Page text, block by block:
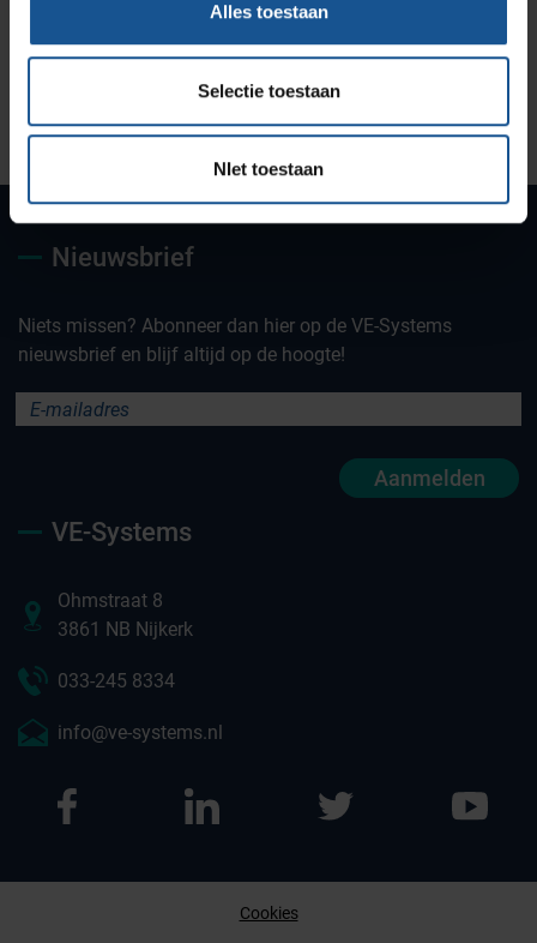
Alles toestaan
Selectie toestaan
NIet toestaan
deskundig advies
ervaring
Nieuwsbrief
Niets missen? Abonneer dan hier op de VE-Systems
nieuwsbrief en blijf altijd op de hoogte!
Aanmelden
VE-Systems
Ohmstraat 8
3861 NB Nijkerk
033-245 8334
info@ve-systems.nl
Cookies